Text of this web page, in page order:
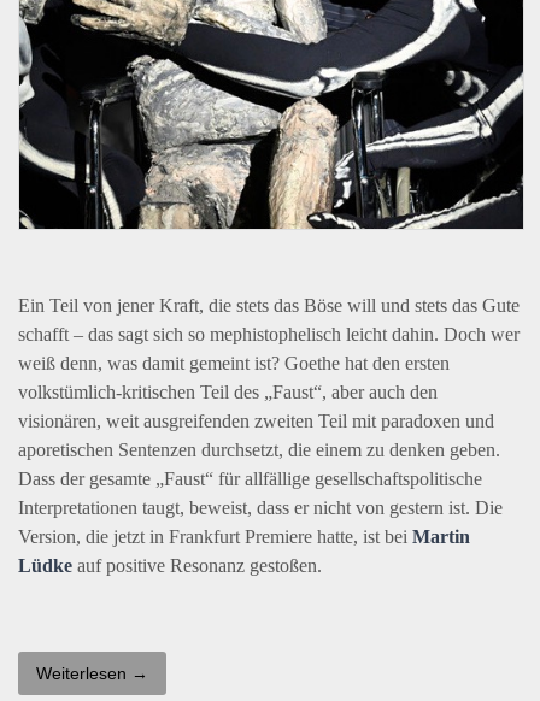
Ein Teil von jener Kraft, die stets das Böse will und stets das Gute
schafft – das sagt sich so mephistophelisch leicht dahin. Doch wer
weiß denn, was damit gemeint ist? Goethe hat den ersten
volkstümlich-kritischen Teil des „Faust“, aber auch den
visionären, weit ausgreifenden zweiten Teil mit paradoxen und
aporetischen Sentenzen durchsetzt, die einem zu denken geben.
Dass der gesamte „Faust“ für allfällige gesellschaftspolitische
Interpretationen taugt, beweist, dass er nicht von gestern ist. Die
Version, die jetzt in Frankfurt Premiere hatte, ist bei Martin
Lüdke auf positive Resonanz gestoßen.
Weiterlesen →